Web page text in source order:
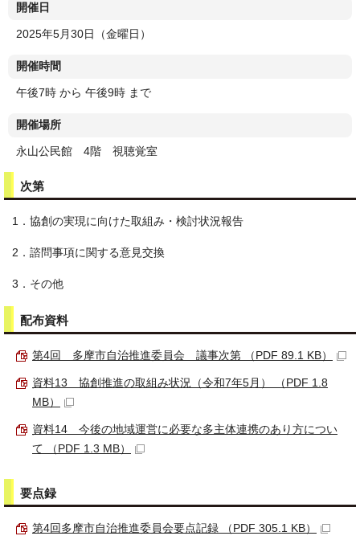
開催日
2025年5月30日（金曜日）
開催時間
午後7時 から 午後9時 まで
開催場所
永山公民館 4階 視聴覚室
次第
1．協創の実現に向けた取組み・検討状況報告
2．諮問事項に関する意見交換
3．その他
配布資料
第4回 多摩市自治推進委員会 議事次第 （PDF 89.1 KB）
資料13 協創推進の取組み状況（令和7年5月） （PDF 1.8
MB）
資料14 今後の地域運営に必要な多主体連携のあり方につい
て （PDF 1.3 MB）
要点録
第4回多摩市自治推進委員会要点記録 （PDF 305.1 KB）